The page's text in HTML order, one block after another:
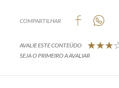
COMPARTILHAR
AVALIE ESTE CONTEÚDO
SEJA O PRIMEIRO A AVALIAR